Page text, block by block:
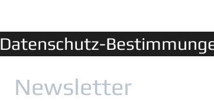
Datenschutz-
Newsletter